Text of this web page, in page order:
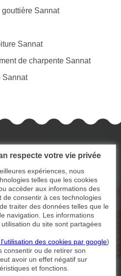
Sannat
Sannat
de charpente Sannat
Sannat
Tout droit réservé
respecte votre vie privée
expériences, nous
telles que les cookies
accéder aux informations des
de consentir à ces technologies
traiter des données telles que le
navigation. Les informations
du site sont partagées
des cookies par google)
consentir ou de retirer son
avoir un effet négatif sur
et fonctions.